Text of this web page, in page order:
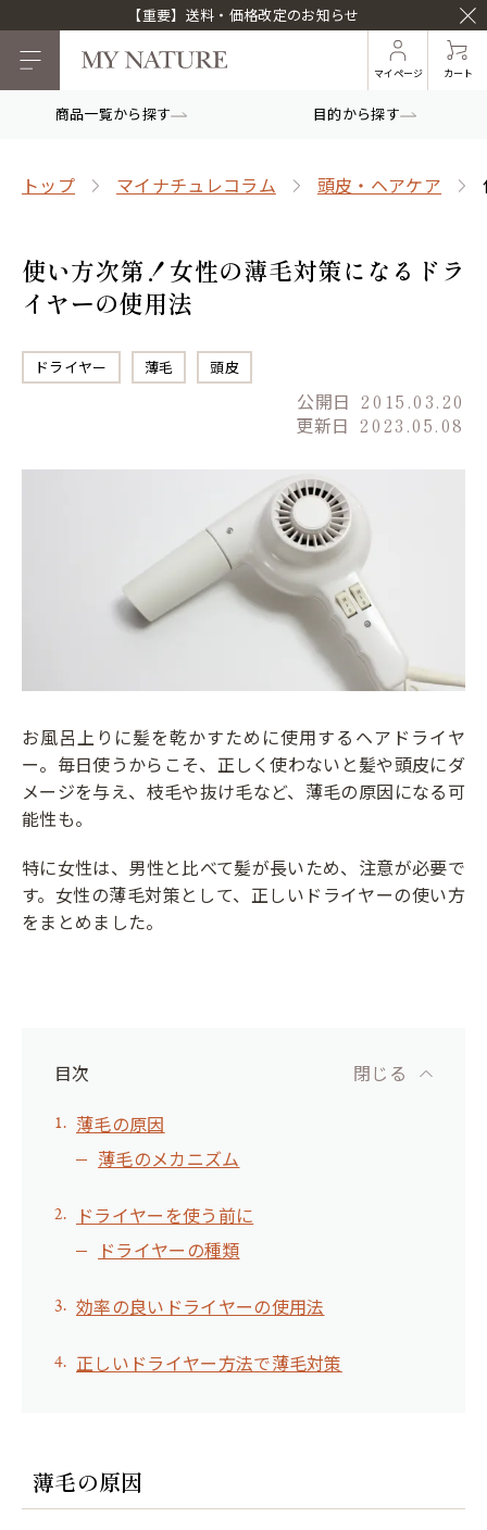
【重要】送料・価格改定のお知らせ
マイページ カート
商品一覧から探す 目的から探す
トップ マイナチュレコラム 頭皮・ヘアケア
使い方次第！女性の薄毛対策になるドラ
イヤーの使用法
ドライヤー 薄毛 頭皮
公開日 2015.03.20
更新日 2023.05.08
お風呂上りに髪を乾かすために使用するヘアドライヤ
ー。毎日使うからこそ、正しく使わないと髪や頭皮にダ
メージを与え、枝毛や抜け毛など、薄毛の原因になる可
能性も。
特に女性は、男性と比べて髪が長いため、注意が必要で
す。女性の薄毛対策として、正しいドライヤーの使い方
をまとめました。
目次
薄毛の原因
薄毛のメカニズム
ドライヤーを使う前に
ドライヤーの種類
効率の良いドライヤーの使用法
正しいドライヤー方法で薄毛対策
閉じる
薄毛の原因